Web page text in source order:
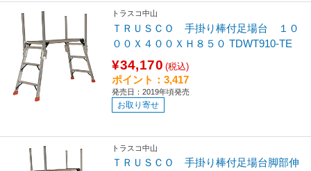
トラスコ中山
ＴＲＵＳＣＯ 手掛り棒付足場台 １０
００Ｘ４００ＸＨ８５０ TDWT910-TE
¥34,170 (税込)
ポイント：3,417
発売日：2019年頃発売
お取り寄せ
トラスコ中山
ＴＲＵＳＣＯ 手掛り棒付足場台脚部伸